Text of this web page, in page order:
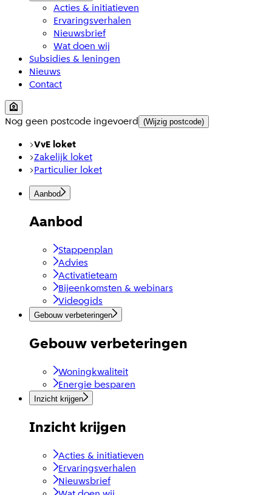
Acties & initiatieven
Ervaringsverhalen
Nieuwsbrief
Wat doen wij
Subsidies & leningen
Nieuws
Contact
Nog geen postcode ingevoerd (Wijzig postcode)
VvE loket
Zakelijk loket
Particulier loket
Aanbod
Aanbod
Stappenplan
Advies
Activatieteam
Bijeenkomsten & webinars
Videogids
Gebouw verbeteringen
Gebouw verbeteringen
Woningkwaliteit
Energie besparen
Inzicht krijgen
Inzicht krijgen
Acties & initiatieven
Ervaringsverhalen
Nieuwsbrief